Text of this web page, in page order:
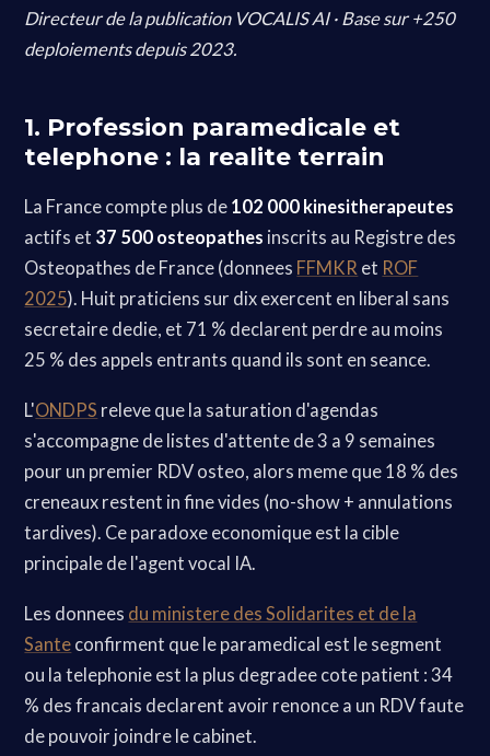
Directeur de la publication VOCALIS AI · Base sur +250
deploiements depuis 2023.
1. Profession paramedicale et
telephone : la realite terrain
La France compte plus de 102 000 kinesitherapeutes
actifs et 37 500 osteopathes inscrits au Registre des
Osteopathes de France (donnees FFMKR et ROF
2025). Huit praticiens sur dix exercent en liberal sans
secretaire dedie, et 71 % declarent perdre au moins
25 % des appels entrants quand ils sont en seance.
L'ONDPS releve que la saturation d'agendas
s'accompagne de listes d'attente de 3 a 9 semaines
pour un premier RDV osteo, alors meme que 18 % des
creneaux restent in fine vides (no-show + annulations
tardives). Ce paradoxe economique est la cible
principale de l'agent vocal IA.
Les donnees du ministere des Solidarites et de la
Sante confirment que le paramedical est le segment
ou la telephonie est la plus degradee cote patient : 34
% des francais declarent avoir renonce a un RDV faute
de pouvoir joindre le cabinet.